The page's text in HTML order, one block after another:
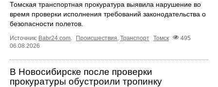
Томская транспортная прокуратура выявила нарушение во
время проверки исполнения требований законодательства о
безопасности полетов.
Источник: Babr24.com Происшествия Транспорт Томск
495
06.08.2026
В Новосибирске после проверки
прокуратуры обустроили тропинку